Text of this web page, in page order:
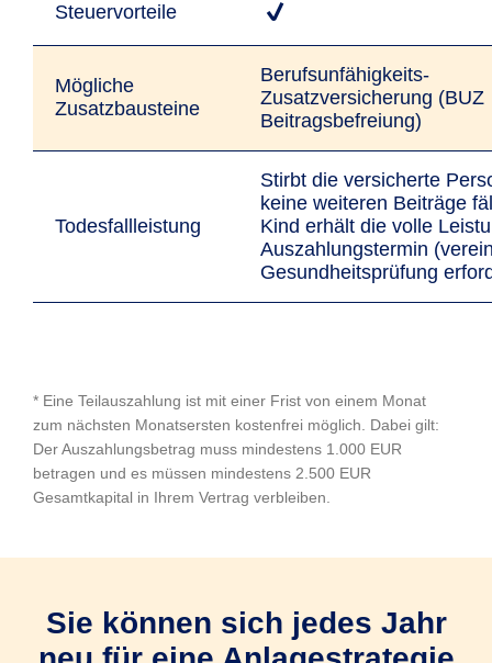
Steuervorteile
Mögliche
Zusatzbausteine
Berufsunfähigkeits-
Zusatzversicherung (BUZ
Beitragsbefreiung)
Todesfallleistung
Stirbt die versicherte
keine weiteren Beiträge
Kind erhält die volle
Auszahlungstermin
Gesundheitsprüfung
* Eine Teilauszahlung ist mit einer Frist von einem Monat
zum nächsten Monatsersten kostenfrei möglich. Dabei gilt:
Der Auszahlungsbetrag muss mindestens 1.000 EUR
betragen und es müssen mindestens 2.500 EUR
Gesamtkapital in Ihrem Vertrag verbleiben.
Sie können sich jedes Jahr